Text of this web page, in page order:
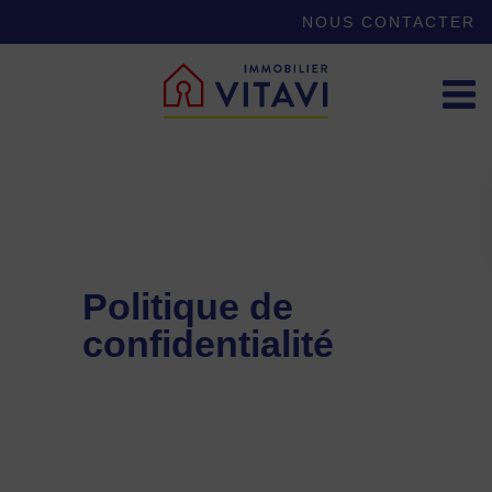
NOUS CONTACTER
Politique de
confidentialité